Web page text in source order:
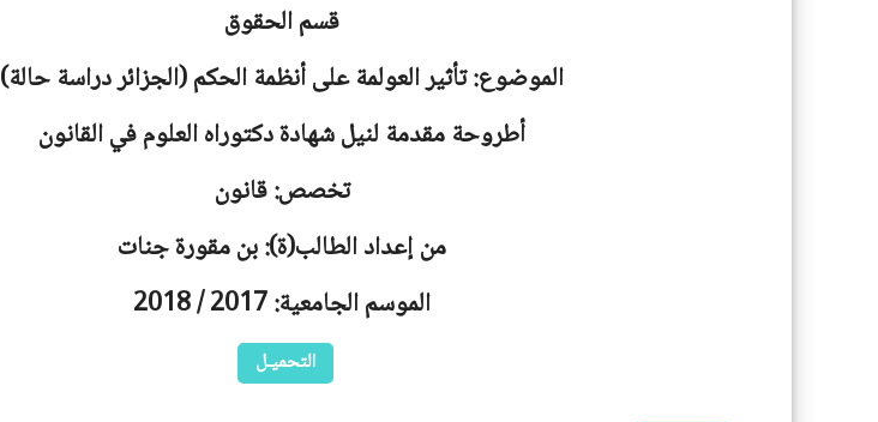
قسم الحقوق
الموضوع: تأثير العولمة على أنظمة الحكم (الجزائر دراسة حالة)
أطروحة مقدمة لنيل شهادة دكتوراه العلوم في القانون
تخصص: قانون
من إعداد الطالب(ة): بن مقورة جنات
الموسم الجامعية: 2017 / 2018
التحميـل